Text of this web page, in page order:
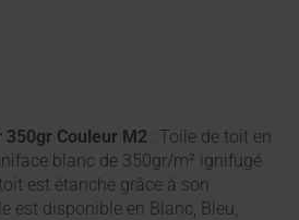
Couleur M2 : Toile de toit en
blanc de 350gr/m² ignifugé
est étanche grâce à son
est disponible en Blanc, Bleu,